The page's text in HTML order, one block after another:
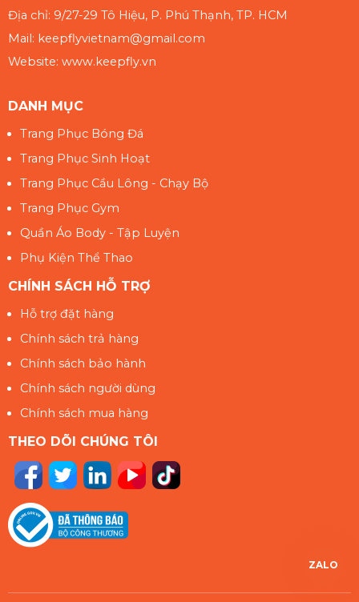
Địa chỉ: 9/27-29 Tô Hiệu, P. Phú Thạnh, TP. HCM
Mail: keepflyvietnam@gmail.com
Website: www.keepfly.vn
DANH MỤC
Trang Phục Bóng Đá
Trang Phục Sinh Hoạt
Trang Phục Cầu Lông - Chạy Bộ
Trang Phục Gym
Quần Áo Body - Tập Luyện
Phụ Kiện Thể Thao
CHÍNH SÁCH HỖ TRỢ
Hỗ trợ đặt hàng
Chính sách trả hàng
Chính sách bảo hành
Chính sách người dùng
Chính sách mua hàng
THEO DÕI CHÚNG TÔI
ZALO